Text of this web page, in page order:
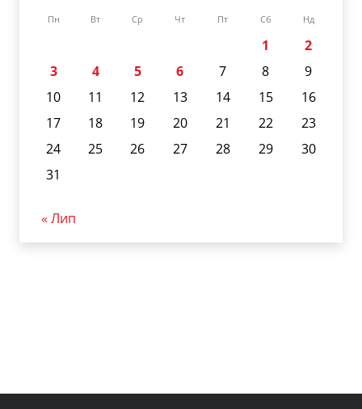
Пн Вт Ср Чт Пт Сб Нд
1
2
3
4 5 6 7 8
9
10
11 12 13 14 15
16
17
18 19 20 21 22
23
24
25 26 27 28 29
30
31
« Лип